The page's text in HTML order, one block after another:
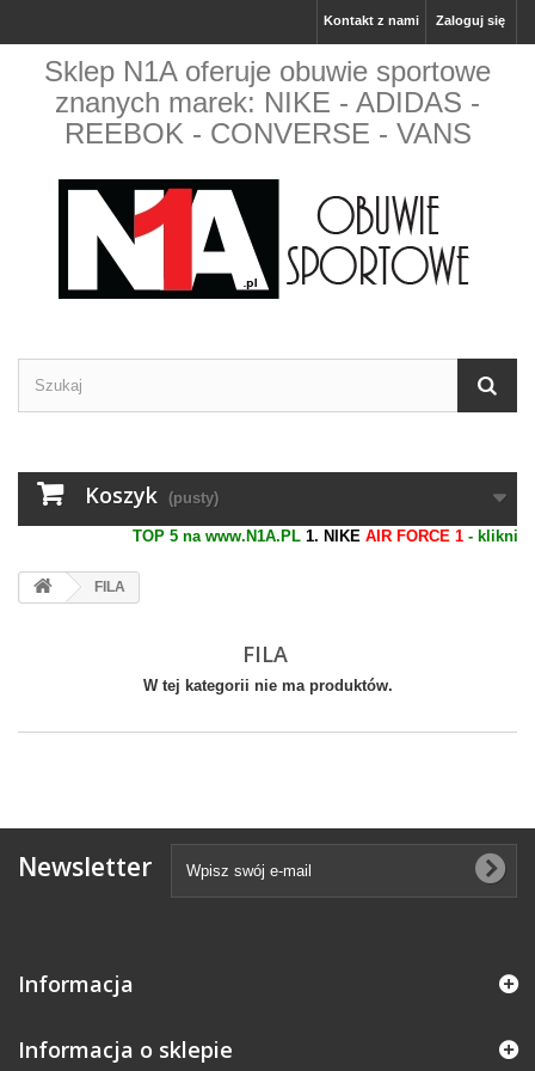
Zaloguj się
Kontakt z nami
Sklep N1A oferuje obuwie sportowe
znanych marek: NIKE - ADIDAS -
REEBOK - CONVERSE - VANS
Koszyk (pusty)
TOP 5 na www.N1A.PL1. NIKEAIR FORCE 1- kliknij
FILA
FILA
W tej kategorii nie ma produktów.
Newsletter
Informacja
Informacja o sklepie